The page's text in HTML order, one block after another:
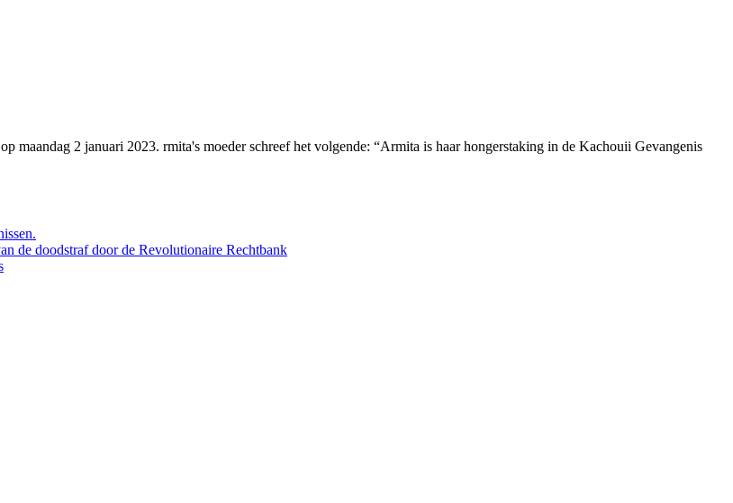
2 januari 2023. rmita's moeder schreef het volgende: “Armita is haar hongerstaking in de Kachouii Gevangenis
de doodstraf door de Revolutionaire Rechtbank